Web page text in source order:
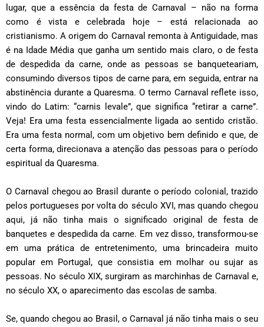
lugar, que a essência da festa de Carnaval – não na forma
como é vista e celebrada hoje – está relacionada ao
cristianismo. A origem do Carnaval remonta à Antiguidade, mas
é na Idade Média que ganha um sentido mais claro, o de festa
de despedida da carne, onde as pessoas se banqueteariam,
consumindo diversos tipos de carne para, em seguida, entrar na
abstinência durante a Quaresma. O termo Carnaval reflete isso,
vindo do Latim: “carnis levale”, que significa “retirar a carne”.
Veja! Era uma festa essencialmente ligada ao sentido cristão.
Era uma festa normal, com um objetivo bem definido e que, de
certa forma, direcionava a atenção das pessoas para o período
espiritual da Quaresma.
O Carnaval chegou ao Brasil durante o período colonial, trazido
pelos portugueses por volta do século XVI, mas quando chegou
aqui, já não tinha mais o significado original de festa de
banquetes e despedida da carne. Em vez disso, transformou-se
em uma prática de entretenimento, uma brincadeira muito
popular em Portugal, que consistia em molhar ou sujar as
pessoas. No século XIX, surgiram as marchinhas de Carnaval e,
no século XX, o aparecimento das escolas de samba.
Se, quando chegou ao Brasil, o Carnaval já não tinha mais o seu